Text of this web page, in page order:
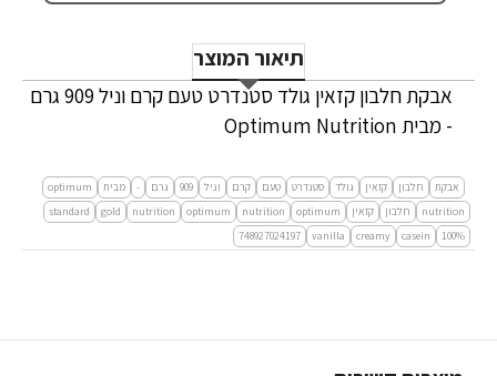
תיאור המוצר
אבקת חלבון קזאין גולד סטנדרט טעם קרם וניל 909 גרם
- מבית Optimum Nutrition
אבקת חלבון קזאין גולד סטנדרט טעם קרם וניל 909 גרם - מבית
optimum
nutrition
חלבון קזאין optimum
nutrition
optimum
nutrition
gold
standard
100%
casein
creamy
vanilla
748927024197